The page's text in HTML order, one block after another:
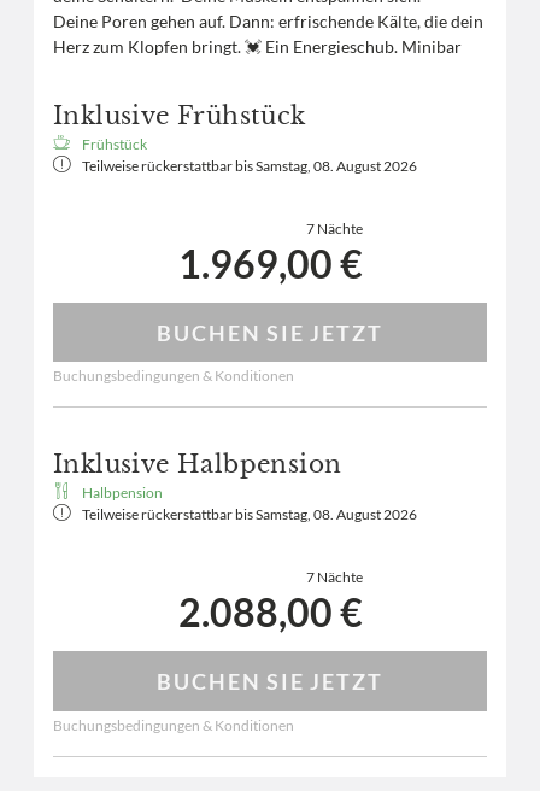
Deine Poren gehen auf. Dann: erfrischende Kälte, die dein
Herz zum Klopfen bringt. 💓 Ein Energieschub. Minibar
Inklusive Frühstück
Frühstück
Teilweise rückerstattbar bisSamstag, 08. August 2026
7 Nächte
1.969,00 €
BUCHEN SIE JETZT
Buchungsbedingungen & Konditionen
Inklusive Halbpension
Halbpension
Teilweise rückerstattbar bisSamstag, 08. August 2026
7 Nächte
2.088,00 €
BUCHEN SIE JETZT
Buchungsbedingungen & Konditionen